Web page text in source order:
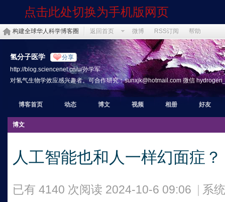
点击此处切换为手机版网页
构建全球华人科学博客圈 返回首页 微博 RSS订阅 帮助
氢分子医学 分享
http://blog.sciencenet.cn/u/孙学军
对氢气生物学效应感兴趣者。可合作研究：sunxjk@hotmail.com 微信
博客首页 动态 博文 视频 相册 好友
博文
人工智能也和人一样幻面症？
已有 4140 次阅读 2024-10-6 09:06 系